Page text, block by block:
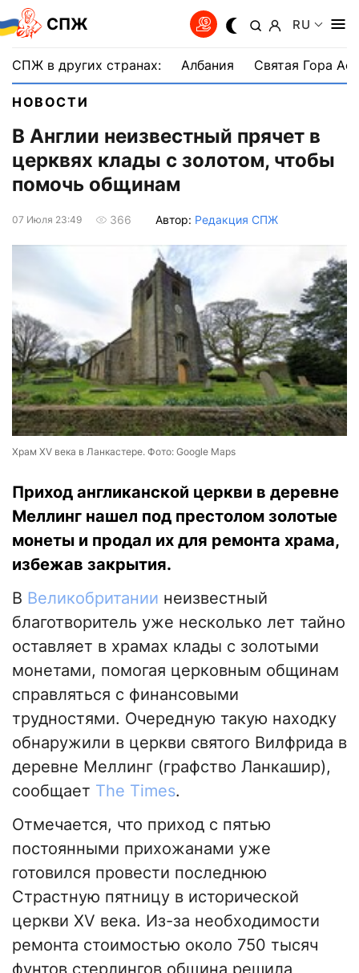
СПЖ RU
СПЖ в других странах: Албания Святая Гора
НОВОСТИ
В Англии неизвестный прячет в
церквях клады с золотом, чтобы
помочь общинам
07 Июля 23:49 366 Автор: Редакция СПЖ
Храм XV века в Ланкастере. Фото: Google Maps
Приход англиканской церкви в деревне
Меллинг нашел под престолом золотые
монеты и продал их для ремонта храма,
избежав закрытия.
В Великобритании неизвестный
благотворитель уже несколько лет тайно
оставляет в храмах клады с золотыми
монетами, помогая церковным общинам
справляться с финансовыми
трудностями. Очередную такую находку
обнаружили в церкви святого Вилфрида в
деревне Меллинг (графство Ланкашир),
сообщает The Times.
Отмечается, что приход с пятью
постоянными прихожанами уже
готовился провести последнюю
Страстную пятницу в исторической
церкви XV века. Из-за необходимости
ремонта стоимостью около 750 тысяч